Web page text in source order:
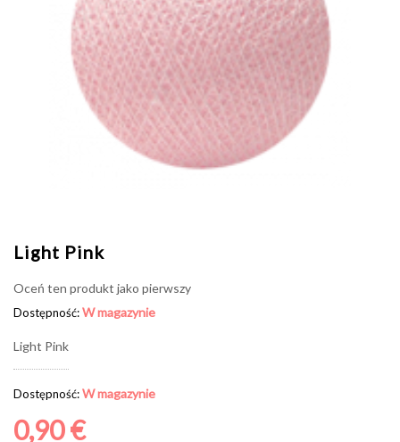
Light Pink
Oceń ten produkt jako pierwszy
Dostępność:W magazynie
Light Pink
Dostępność:W magazynie
0,90 €